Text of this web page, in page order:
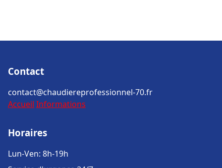
Contact
contact@chaudiereprofessionnel-70.fr
Accueil Informations
Horaires
Lun-Ven: 8h-19h